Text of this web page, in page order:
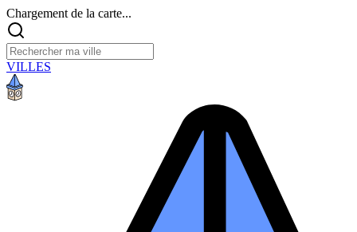
Chargement de la carte...
VILLES